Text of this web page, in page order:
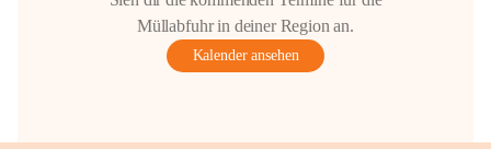
Müllabfuhr in deiner Region an.
Kalender ansehen